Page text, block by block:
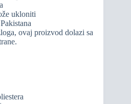
ukloniti
ovaj proizvod dolazi sa